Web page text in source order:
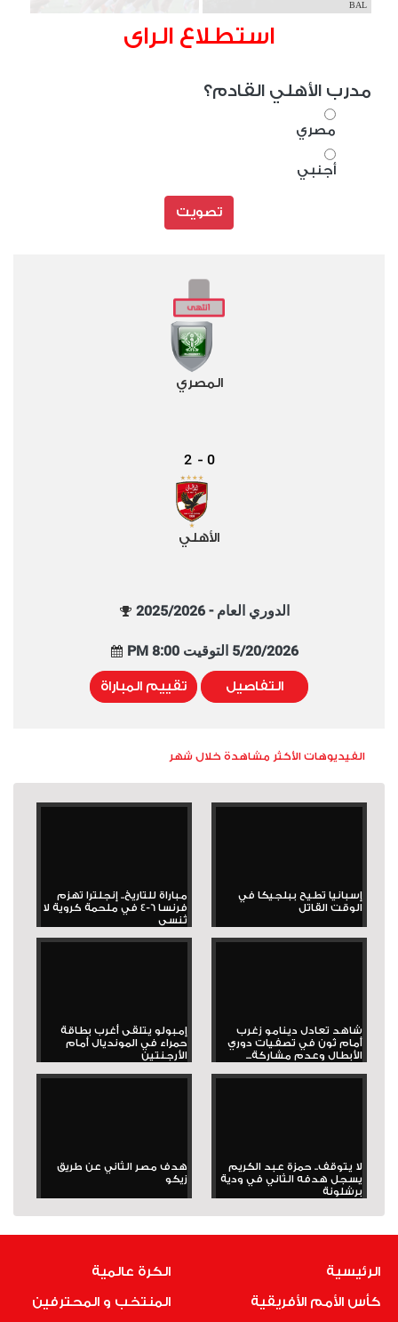
BAL
استطلاع الراى
مدرب الأهلي القادم؟
مصري
أجنبي
تصويت
المصري
0
-
2
الأهلي
الدوري العام - 2025/2026
5/20/2026 التوقيت 8:00 PM
التفاصيل تقييم المباراة
الفيديوهات الأكثر مشاهدة خلال شهر
إسبانيا تطيح ببلجيكا في
الوقت القاتل
مباراة للتاريخ.. إنجلترا تهزم
فرنسا 6-4 في ملحمة كروية لا
تُنسى
شاهد تعادل دينامو زغرب
أمام ثون في تصفيات دوري
الأبطال وعدم مشاركة...
إمبولو يتلقى أغرب بطاقة
حمراء في المونديال أمام
الأرجنتين
لا يتوقف.. حمزة عبد الكريم
يسجل هدفه الثاني في ودية
برشلونة
هدف مصر الثاني عن طريق
زيكو
الرئيسية
كأس الأمم الأفريقية
الكرة عالمية
المنتخب و المحترفين